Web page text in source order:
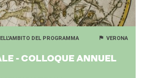
DEL PROGRAMMA
VERONA
- COL­LO­QUE AN­NUEL